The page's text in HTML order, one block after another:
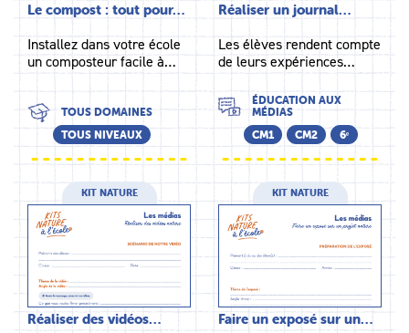
Le compost : tout pour…
Installez dans votre école
un composteur facile à…
TOUS DOMAINES
TOUS NIVEAUX
Réaliser un journal…
Les élèves rendent compte
de leurs expériences…
ÉDUCATION AUX
MÉDIAS
CM1
CM2 6ᵉ
KIT NATURE
Réaliser des vidéos…
KIT NATURE
Faire un exposé sur un…